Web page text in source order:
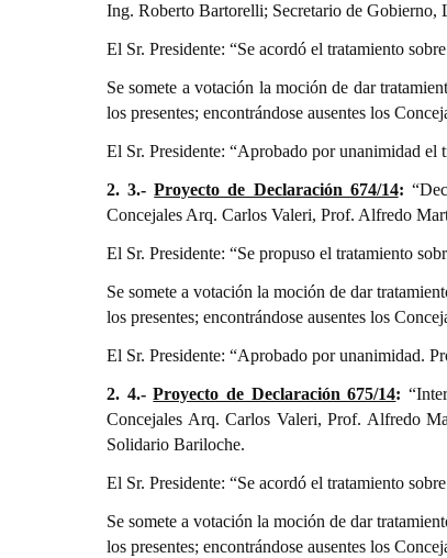
Ing. Roberto Bartorelli; Secretario de
El Sr. Presidente: “Se acordó el tratamiento
Se somete a votación la moción de dar
los presentes; encontrándose ausentes los
El Sr. Presidente: “Aprobado por unanimidad el
2. 3.-Proyecto de Declaración 674/14:
Concejales Arq. Carlos Valeri, Prof. Alfredo
El Sr. Presidente: “Se propuso el tratamiento
Se somete a votación la moción de dar
los presentes; encontrándose ausentes los
El Sr. Presidente: “Aprobado por unanimidad.
2. 4.-Proyecto de Declaración 675/14:
Concejales Arq. Carlos Valeri, Prof. Alfredo
Solidario Bariloche.
El Sr. Presidente: “Se acordó el tratamiento
Se somete a votación la moción de dar
los presentes; encontrándose ausentes los